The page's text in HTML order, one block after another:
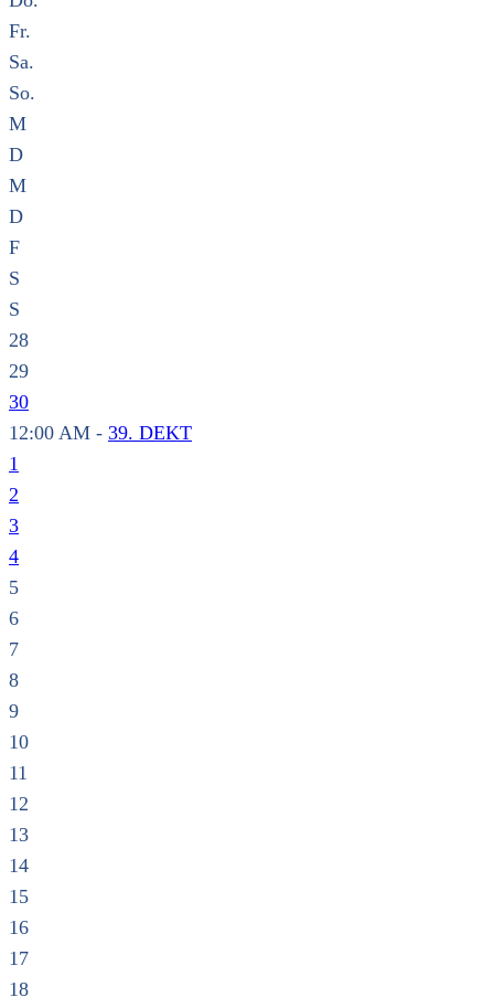
Fr.
Sa.
So.
M
D
M
D
F
S
S
28
29
30
12:00 AM - 39. DEKT
1
2
3
4
5
6
7
8
9
10
11
12
13
14
15
16
17
18